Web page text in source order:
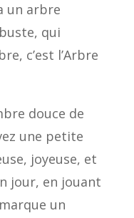
un arbre
qui
c’est l’Arbre
douce de
une petite
joyeuse, et
jour, en jouant
un